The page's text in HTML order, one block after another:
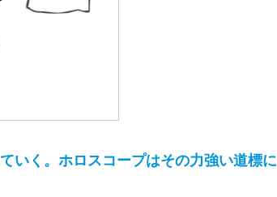
いく。ホロスコープはその力強い道標に